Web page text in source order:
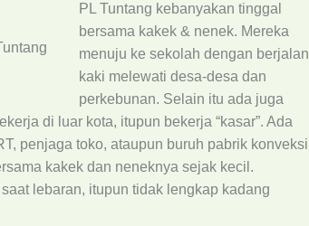
PL Tuntang kebanyakan tinggal
bersama kakek & nenek. Mereka
menuju ke sekolah dengan berjalan
kaki melewati desa-desa dan
perkebunan. Selain itu ada juga
di luar kota, itupun bekerja “kasar”. Ada
penjaga toko, ataupun buruh pabrik konveksi
kakek dan neneknya sejak kecil.
lebaran, itupun tidak lengkap kadang